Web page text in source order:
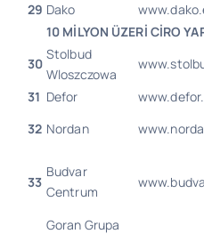
29 Dako
10 MİLYON ÜZERİ CİRO
30
Stolbud
Wloszczowa
31 Defor
32 Nordan
33
Budvar
Centrum
Goran Grupa